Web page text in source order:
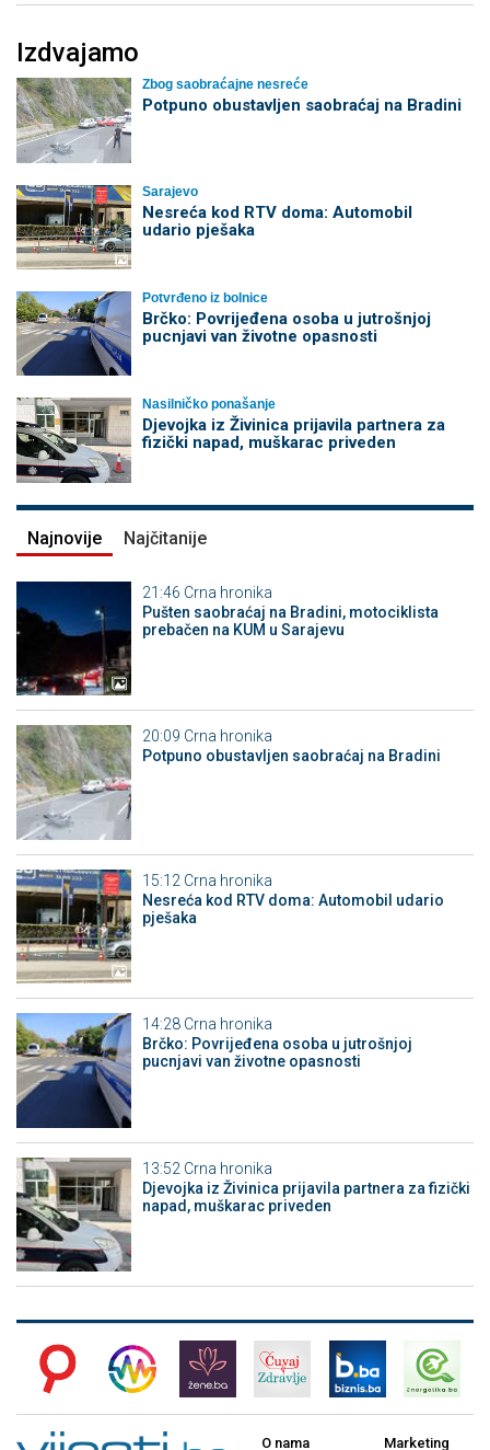
Izdvajamo
Zbog saobraćajne nesreće
Potpuno obustavljen saobraćaj na Bradini
Sarajevo
Nesreća kod RTV doma: Automobil
udario pješaka
Potvrđeno iz bolnice
Brčko: Povrijeđena osoba u jutrošnjoj
pucnjavi van životne opasnosti
Nasilničko ponašanje
Djevojka iz Živinica prijavila partnera za
fizički napad, muškarac priveden
Najnovije Najčitanije
21:46 Crna hronika
Pušten saobraćaj na Bradini, motociklista
prebačen na KUM u Sarajevu
20:09 Crna hronika
Potpuno obustavljen saobraćaj na Bradini
15:12 Crna hronika
Nesreća kod RTV doma: Automobil udario
pješaka
14:28 Crna hronika
Brčko: Povrijeđena osoba u jutrošnjoj
pucnjavi van životne opasnosti
13:52 Crna hronika
Djevojka iz Živinica prijavila partnera za fizički
napad, muškarac priveden
O nama Marketing